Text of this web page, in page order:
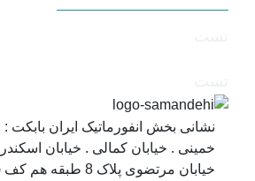
نشانی بخش انفورماتیک ایران بابکت :
خمینی . خیابان کمالی . خیابان اسکندری
خیابان مرتضوی پلاک 8 طبقه هم کف